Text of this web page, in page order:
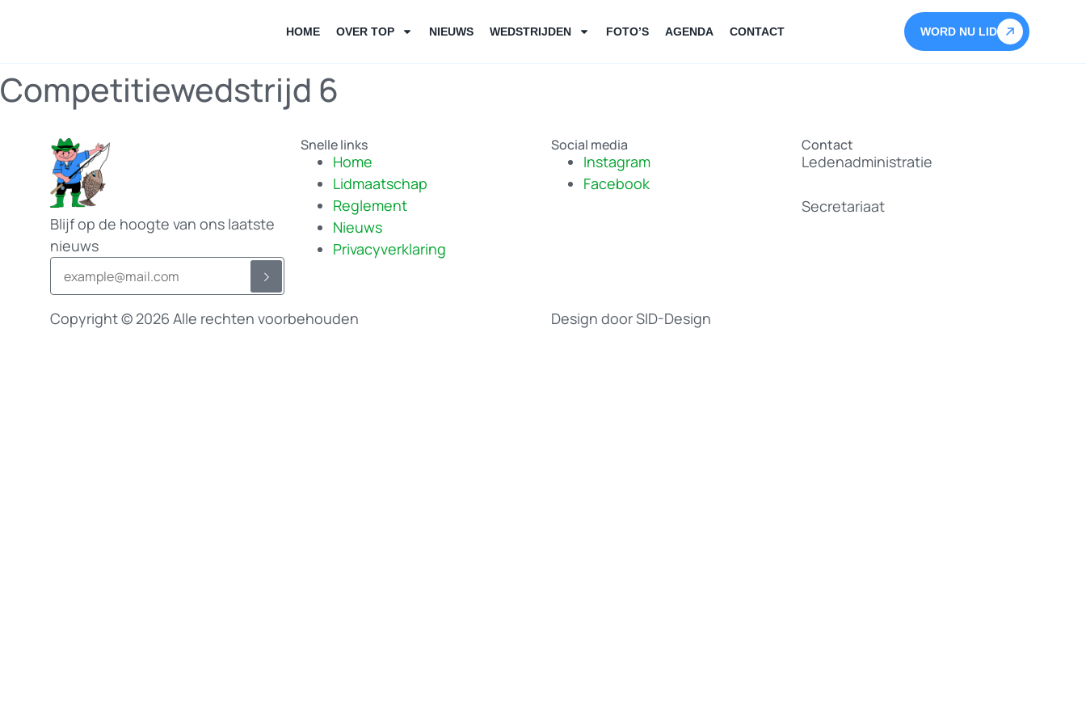
HOME OVER TOP NIEUWS WEDSTRIJDEN FOTO’S AGENDA CONTACT WORD NU LID
Competitiewedstrijd 6
Blijf op de hoogte van ons laatste
nieuws
Snelle links
Home
Lidmaatschap
Reglement
Nieuws
Privacyverklaring
Social media
Instagram
Facebook
Contact
Ledenadministratie
Secretariaat
Copyright © 2026 Alle rechten voorbehouden Design door SID-Design